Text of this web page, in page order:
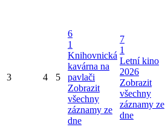
3 4 5
6
1
Knihovnická
kavárna na
pavlači
Zobrazit
všechny
záznamy ze
dne
7
1
Letní kino
2026
Zobrazit
všechny
záznamy ze
dne